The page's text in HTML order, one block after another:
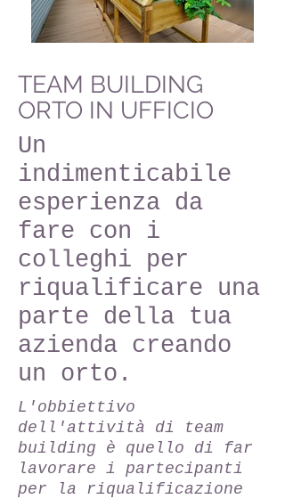
TEAM BUILDING
ORTO IN UFFICIO
Un
indimenticabile
esperienza da
fare con i
colleghi per
riqualificare una
parte della tua
azienda creando
un orto.
L'obbiettivo
dell'attività di team
building è quello di far
lavorare i partecipanti
per la riqualificazione